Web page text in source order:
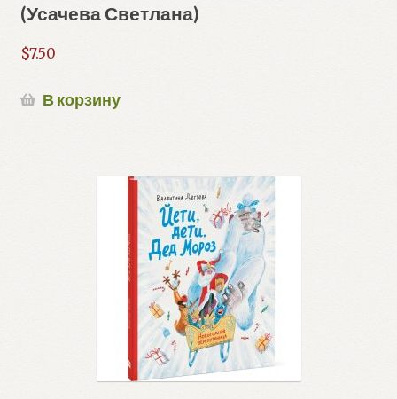
(Усачева Светлана)
$7.50
В корзину